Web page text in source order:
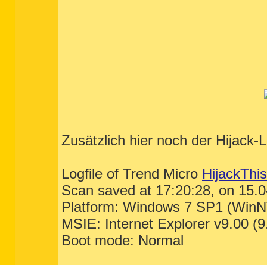
Zusätzlich hier noch der Hijack-
Logfile of Trend Micro HijackThis
Scan saved at 17:20:28, on
Platform: Windows 7 SP1
MSIE: Internet Explorer v9.00
Boot mode: Normal